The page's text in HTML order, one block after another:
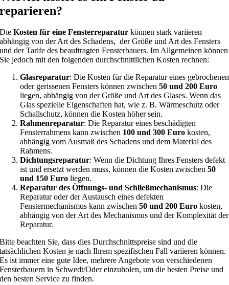
reparieren?
DieKosten für eine Fensterreparatur können stark variieren
abhängig von der Art des Schadens, der Größe und Art des Fensters
und der Tarife des beauftragten Fensterbauers. Im Allgemeinen können
Sie jedoch mit den folgenden durchschnittlichen Kosten rechnen:
Glasreparatur: Die Kosten für die Reparatur eines gebrochenen
oder gerissenen Fensters können zwischen50 und 200 Euro
liegen, abhängig von der Größe und Art des Glases. Wenn das
Glas spezielle Eigenschaften hat, wie z. B. Wärmeschutz oder
Schallschutz, können die Kosten höher sein.
Rahmenreparatur: Die Reparatur eines beschädigten
Fensterrahmens kann zwischen 100 und 300 Euro kosten,
abhängig vom Ausmaß des Schadens und dem Material des
Rahmens.
Dichtungsreparatur: Wenn die Dichtung Ihres Fensters defekt
ist und ersetzt werden muss, können die Kosten zwischen 50
und 150 Euro liegen.
Reparatur des Öffnungs- und Schließmechanismus: Die
Reparatur oder der Austausch eines defekten
Fenstermechanismus kann zwischen50 und 200 Euro kosten,
abhängig von der Art des Mechanismus und der Komplexität der
Reparatur.
Bitte beachten Sie, dass dies Durchschnittspreise sind und die
tatsächlichen Kosten je nach Ihrem spezifischen Fall variieren können.
Es ist immer eine gute Idee, mehrere Angebote von verschiedenen
Fensterbauern in Schwedt/Oder einzuholen, um die besten Preise und
den besten Service zu finden.